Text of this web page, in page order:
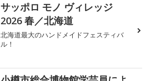
サッポロ モノ ヴィレッジ
2026 春／北海道
北海道最大のハンドメイドフェスティバ
ル！